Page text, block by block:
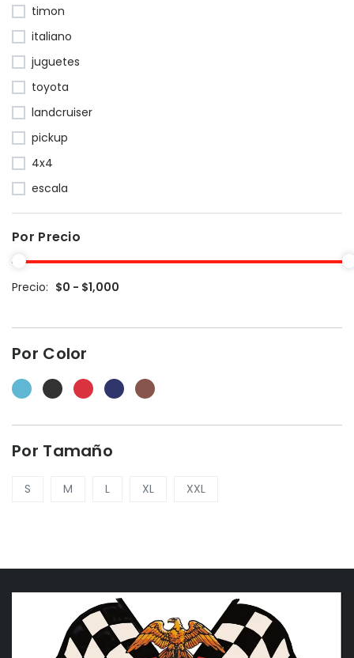
timon
italiano
juguetes
toyota
landcruiser
pickup
4x4
escala
Por Precio
Precio: $0 - $1,000
Por Color
Por Tamaño
S M L XL XXL